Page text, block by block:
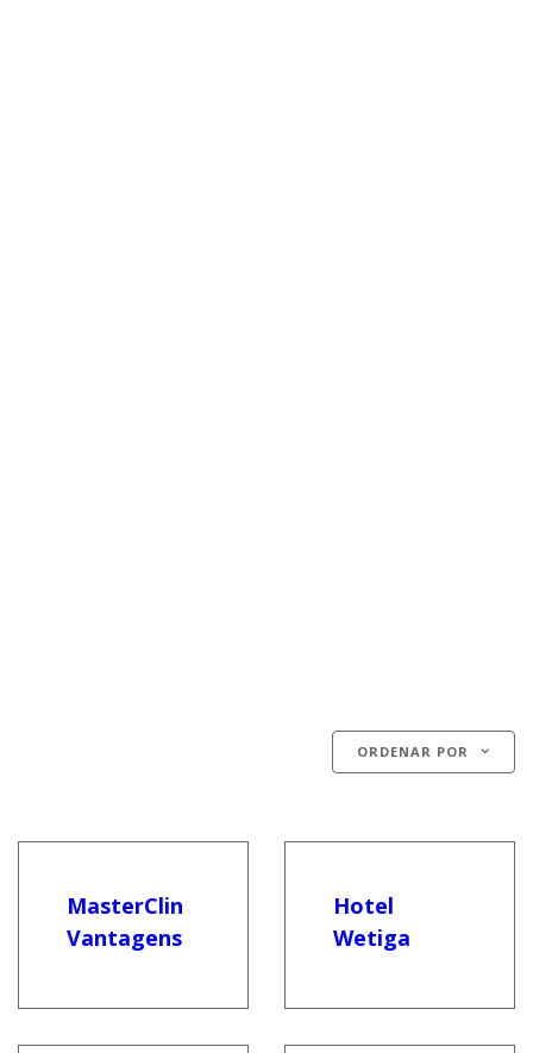
ORDENAR POR
MasterClin
Vantagens
Hotel
Wetiga